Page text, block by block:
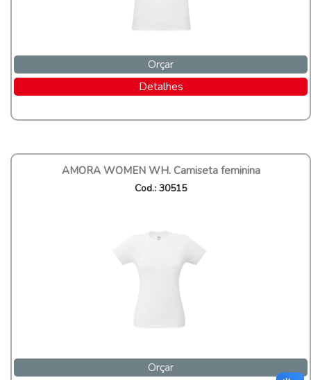
Orçar
Detalhes
AMORA WOMEN WH. Camiseta feminina
Cod.: 30515
Orçar